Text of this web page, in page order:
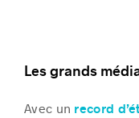
Histoires
Les grands
Avec un record